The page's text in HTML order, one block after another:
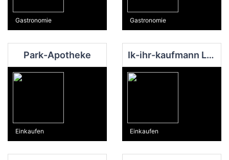
Gastronomie Gastronomie
Park-Apotheke
Einkaufen
Ik-ihr-kaufmann Lebensmittel Lotto Bendorf
Einkaufen